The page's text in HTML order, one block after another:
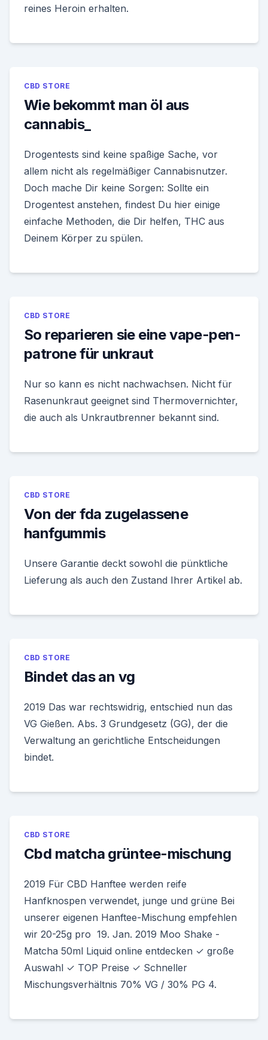
reines Heroin erhalten.
CBD STORE
Wie bekommt man öl aus
cannabis_
Drogentests sind keine spaßige Sache, vor
allem nicht als regelmäßiger Cannabisnutzer.
Doch mache Dir keine Sorgen: Sollte ein
Drogentest anstehen, findest Du hier einige
einfache Methoden, die Dir helfen, THC aus
Deinem Körper zu spülen.
CBD STORE
So reparieren sie eine vape-pen-
patrone für unkraut
Nur so kann es nicht nachwachsen. Nicht für
Rasenunkraut geeignet sind Thermovernichter,
die auch als Unkrautbrenner bekannt sind.
CBD STORE
Von der fda zugelassene
hanfgummis
Unsere Garantie deckt sowohl die pünktliche
Lieferung als auch den Zustand Ihrer Artikel ab.
CBD STORE
Bindet das an vg
2019 Das war rechtswidrig, entschied nun das
VG Gießen. Abs. 3 Grundgesetz (GG), der die
Verwaltung an gerichtliche Entscheidungen
bindet.
CBD STORE
Cbd matcha grüntee-mischung
2019 Für CBD Hanftee werden reife
Hanfknospen verwendet, junge und grüne Bei
unserer eigenen Hanftee-Mischung empfehlen
wir 20-25g pro 19. Jan. 2019 Moo Shake -
Matcha 50ml Liquid online entdecken ✓ große
Auswahl ✓ TOP Preise ✓ Schneller
Mischungsverhältnis 70% VG / 30% PG 4.